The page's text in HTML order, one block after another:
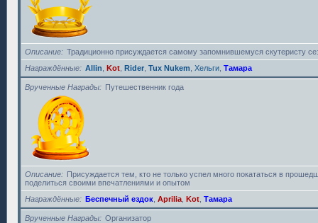
Описание
Традиционно присуждается самому запомнившемуся скутеристу
Награждённые
Allin Kot Rider Tux Nukem Хельги Тамара
Врученные Награды Путешественник года
Описание
Присуждается тем, кто не только успел много покататься в
поделиться своими впечатлениями и опытом
Награждённые
Беспечный ездок Aprilia Kot Тамара
Врученные Награды Организатор